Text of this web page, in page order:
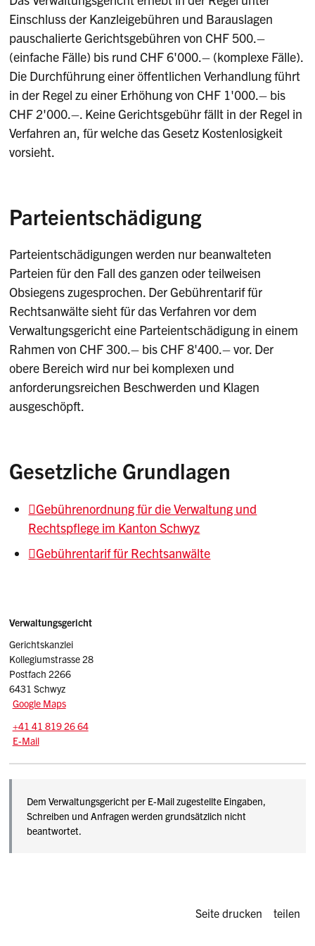
Einschluss der Kanzleigebühren und Barauslagen
pauschalierte Gerichtsgebühren von CHF 500.–
(einfache Fälle) bis rund CHF 6'000.– (komplexe Fälle).
Die Durchführung einer öffentlichen Verhandlung führt
in der Regel zu einer Erhöhung von CHF 1'000.– bis
CHF 2'000.–. Keine Gerichtsgebühr fällt in der Regel in
Verfahren an, für welche das Gesetz Kostenlosigkeit
vorsieht.
Parteientschädigung
Parteientschädigungen werden nur beanwalteten
Parteien für den Fall des ganzen oder teilweisen
Obsiegens zugesprochen. Der Gebührentarif für
Rechtsanwälte sieht für das Verfahren vor dem
Verwaltungsgericht eine Parteientschädigung in einem
Rahmen von CHF 300.– bis CHF 8'400.– vor. Der
obere Bereich wird nur bei komplexen und
anforderungsreichen Beschwerden und Klagen
ausgeschöpft.
Gesetzliche Grundlagen
Gebührenordnung für die Verwaltung und
Rechtspflege im Kanton Schwyz
Gebührentarif für Rechtsanwälte
Sidebar
Adresse
Verwaltungsgericht
Gerichtskanzlei
Kollegiumstrasse 28
Postfach 2266
6431 Schwyz
Google Maps
Tel.:
+41 41 819 26 64
E-Mail: verwaltungsgericht
E-Mail
Dem Verwaltungsgericht per E-Mail zugestellte Eingaben,
Schreiben und Anfragen werden grundsätzlich nicht
beantwortet.
Diese Seite
Seite drucken teilen